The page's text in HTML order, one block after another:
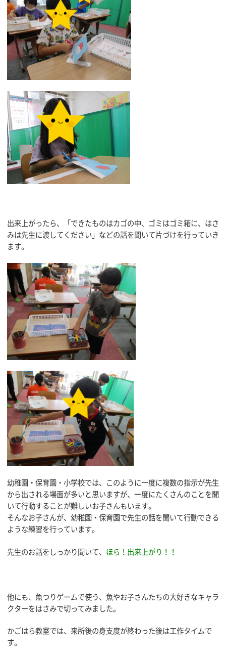
出来上がったら、「できたものはカゴの中、ゴミはゴミ箱に、はさ
みは先生に渡してください」などの話を聞いて片づけを行っていき
ます。
幼稚園・保育園・小学校では、このように一度に複数の指示が先生
から出される場面が多いと思いますが、一度にたくさんのことを聞
いて行動することが難しいお子さんもいます。
そんなお子さんが、幼稚園・保育園で先生の話を聞いて行動できる
ような練習を行っています。
先生のお話をしっかり聞いて、 ほら！出来上がり！！
他にも、魚つりゲームで使う、魚やお子さんたちの大好きなキャラ
クターをはさみで切ってみました。
かごはら教室では、来所後の身支度が終わった後は工作タイムで
す。